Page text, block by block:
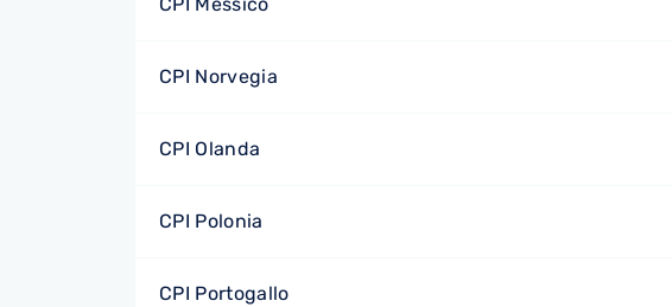
CPI Norvegia
CPI Olanda
CPI Polonia
CPI Portogallo